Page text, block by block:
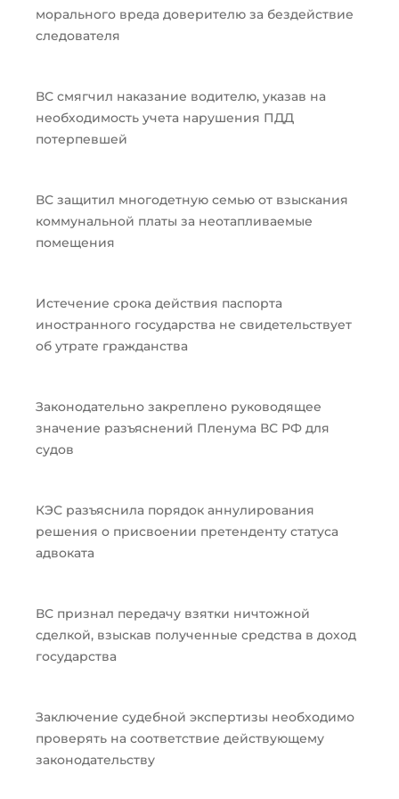
морального вреда доверителю за бездействие
следователя
ВС смягчил наказание водителю, указав на
необходимость учета нарушения ПДД
потерпевшей
ВС защитил многодетную семью от взыскания
коммунальной платы за неотапливаемые
помещения
Истечение срока действия паспорта
иностранного государства не свидетельствует
об утрате гражданства
Законодательно закреплено руководящее
значение разъяснений Пленума ВС РФ для
судов
КЭС разъяснила порядок аннулирования
решения о присвоении претенденту статуса
адвоката
ВС признал передачу взятки ничтожной
сделкой, взыскав полученные средства в доход
государства
Заключение судебной экспертизы необходимо
проверять на соответствие действующему
законодательству